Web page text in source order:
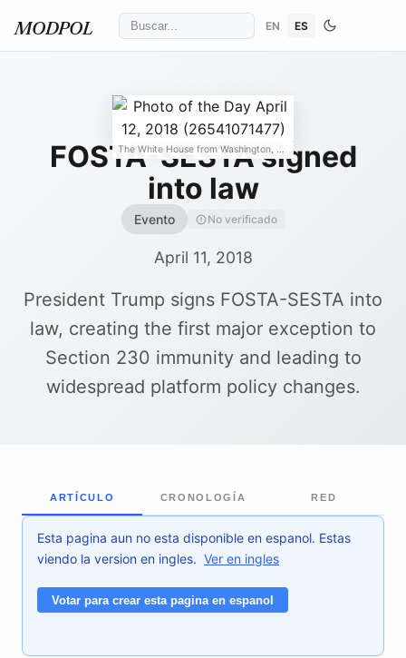
MODPOL EN ES
The White House from Washington, DC / Wikimedia Commons
FOSTA-SESTA signed
into law
Evento No verificado
April 11, 2018
President Trump signs FOSTA-SESTA into
law, creating the first major exception to
Section 230 immunity and leading to
widespread platform policy changes.
ARTÍCULO CRONOLOGÍA RED
Esta pagina aun no esta disponible en espanol. Estas
viendo la version en ingles. Ver en ingles
Votar para crear esta pagina en espanol